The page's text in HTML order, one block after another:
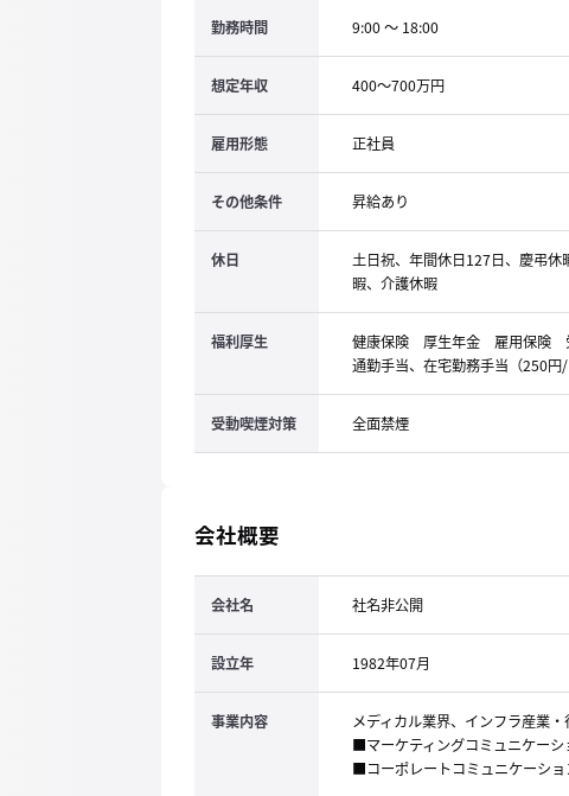
勤務時間 9:00 ～ 18:00
想定年収 400～700万円
雇用形態 正社員
その他条件 昇給あり
休日
土日祝、年間休日127日、慶弔
暇、介護休暇
福利厚生
健康保険 厚生年金 雇用保険
通勤手当、在宅勤務手当（250
受動喫煙対策 全面禁煙
会社概要
会社名 社名非公開
設立年 1982年07月
事業内容
メディカル業界、インフラ産業
■マーケティングコミュニケーシ
■コーポレートコミュニケーショ